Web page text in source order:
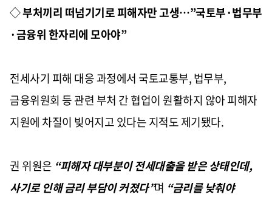
◇부처끼리 떠넘기기로 피해자만 고생…”국토부·법무부
·금융위 한자리에 모아야”
전세사기 피해 대응 과정에서 국토교통부, 법무부,
금융위원회 등 관련 부처 간 협업이 원활하지 않아 피해자
지원에 차질이 빚어지고 있다는 지적도 제기됐다.
권 위원은 “피해자 대부분이 전세대출을 받은 상태인데,
사기로 인해 금리 부담이 커졌다”며 “금리를 낮춰야